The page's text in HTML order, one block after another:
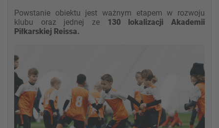
Powstanie obiektu jest ważnym etapem w rozwoju
klubu oraz jednej ze 130 lokalizacji Akademii
Piłkarskiej Reissa.